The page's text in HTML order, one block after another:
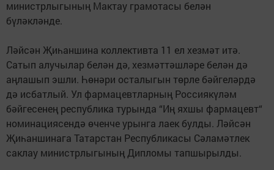
министрлыгының Мактау грамотасы белән
бүләкләнде.
Ләйсән Җиһаншина коллективта 11 ел хезмәт итә.
Сатып алучылар белән дә, хезмәттәшләре белән дә
аңлашып эшли. Һөнәри осталыгын төрле бәйгеләрдә
дә исбатлый. Ул фармацевтларның Россиякүләм
бәйгесенең республика турында “Иң яхшы фармацевт“
номинациясендә өченче урынга лаек булды. Ләйсән
Җиһаншинага Татарстан Республикасы Сәламәтлек
саклау министрлыгының Дипломы тапшырылды.